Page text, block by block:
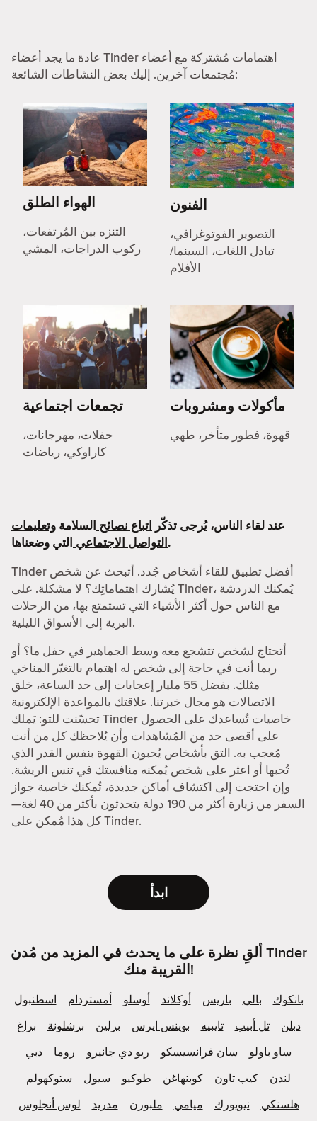
عادة ما يجد أعضاء Tinder اهتمامات مُشتركة مع أعضاء
مُجتمعات آخرين. إليك بعض النشاطات الشائعة:
الهواء الطلق
التنزه بين المُرتفعات،
ركوب الدراجات، المشي
الفنون
التصوير الفوتوغرافي،
تبادل اللغات، السينما/
الأفلام
تجمعات اجتماعية
حفلات، مهرجانات،
كاراوكي، رياضات
مأكولات ومشروبات
قهوة، فطور متأخر، طهي
عند لقاء الناس، يُرجى تذكّر اتباع نصائح السلامة وتعليمات
التواصل الاجتماعيالتي وضعناها.
Tinder أفضل تطبيق للقاء أشخاص جُدد. أتبحث عن شخص
يُشارك اهتماماتِك؟ لا مشكلة. على Tinder، يُمكنك الدردشة
مع الناس حول أكثر الأشياء التي تستمتع بها، من الرحلات
البرية إلى الأسواق الليلية.
أتحتاج لشخص تتشجع معه وسط الجماهير في حفل ما؟ أو
ربما أنت في حاجة إلى شخص له اهتمام بالتغيّر المناخي
مثلك. بفضل 55 مليار إعجابات إلى حد الساعة، خلق
الاتصالات هو مجال خبرتنا. علاقتك بالمواعدة الإلكترونية
تحسّنت للتو: يَملك Tinder خاصيات تُساعدك على الحصول
على أقصى حد من المُشاهدات وأن يُلاحظك كل من أنت
مُعجب به. التق بأشخاص يُحبون القهوة بنفس القدر الذي
تُحبها أو اعثر على شخص يُمكنه منافستك في تنس الريشة.
وإن احتجت إلى اكتشاف أماكن جديدة، تُمكنك خاصية جواز
السفر من زيارة أكثر من 190 دولة يتحدثون بأكثر من 40 لغة—
كل هذا مُمكن على Tinder.
ابدأ
ألقِ نظرة على ما يحدث في المزيد من مُدن Tinder
القريبة منك!
اسطنبول أمستردام أوسلو أوكلاند باريس بالي
بانكوك
براغ
برشلونة برلين بوينس ايرس تايبيه تل أبيب
دبلن
دبي
روما ريو دي جانيرو سان فرانسيسكو
ساو باولو
ستوكهولم
سيول طوكيو كوبنهاغن كيب تاون
لندن
لوس أنجلوس
مدريد ملبورن ميامي نيويورك
هلسنكي